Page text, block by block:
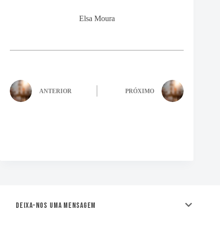
Elsa Moura
ANTERIOR PRÓXIMO
Deixa-nos uma mensagem